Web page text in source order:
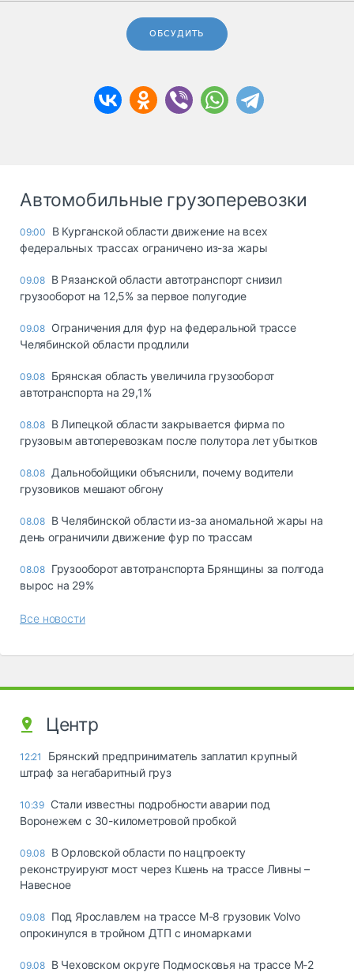
ОБСУДИТЬ
Автомобильные грузоперевозки
09:00
В Курганской области движение на всех
федеральных трассах ограничено из-за жары
09.08 В Рязанской области автотранспорт снизил
грузооборот на 12,5% за первое полугодие
09.08 Ограничения для фур на федеральной трассе
Челябинской области продлили
09.08 Брянская область увеличила грузооборот
автотранспорта на 29,1%
08.08 В Липецкой области закрывается фирма по
грузовым автоперевозкам после полутора лет убытков
08.08 Дальнобойщики объяснили, почему водители
грузовиков мешают обгону
08.08 В Челябинской области из-за аномальной жары на
день ограничили движение фур по трассам
08.08 Грузооборот автотранспорта Брянщины за полгода
вырос на 29%
Все новости
Центр
12:21
Брянский предприниматель заплатил крупный
штраф за негабаритный груз
10:39 Стали известны подробности аварии под
Воронежем с 30-километровой пробкой
09.08 В Орловской области по нацпроекту
реконструируют мост через Кшень на трассе Ливны –
Навесное
09.08 Под Ярославлем на трассе М-8 грузовик Volvo
опрокинулся в тройном ДТП с иномарками
09.08 В Чеховском округе Подмосковья на трассе М-2